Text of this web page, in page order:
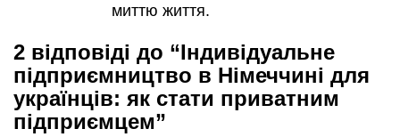
миттю життя.
2 відповіді до “Індивідуальне
підприємництво в Німеччині для
українців: як стати приватним
підприємцем”